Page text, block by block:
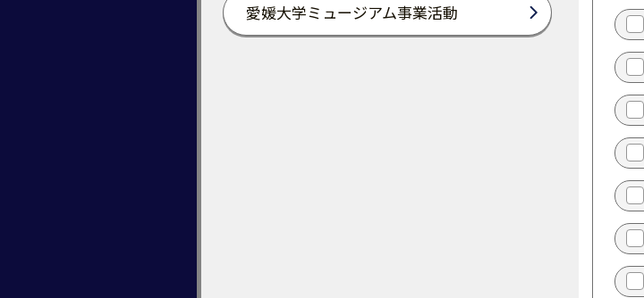
愛媛大学ミュージアム事業活動